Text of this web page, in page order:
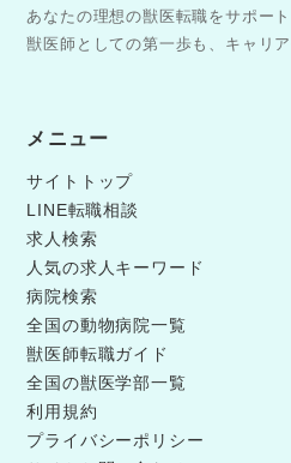
あなたの理想の獣医転職をサポート
獣医師としての第一歩も、キャリ
メニュー
サイトトップ
LINE転職相談
求人検索
人気の求人キーワード
病院検索
全国の動物病院一覧
獣医師転職ガイド
全国の獣医学部一覧
利用規約
プライバシーポリシー